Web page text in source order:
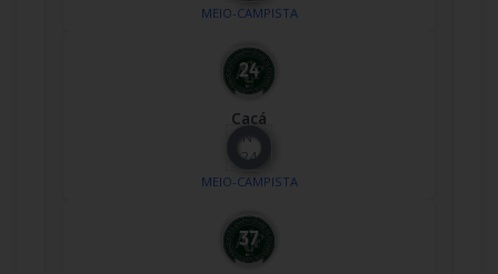
MEIO-CAMPISTA
Cacá
Nº
24
MEIO-CAMPISTA